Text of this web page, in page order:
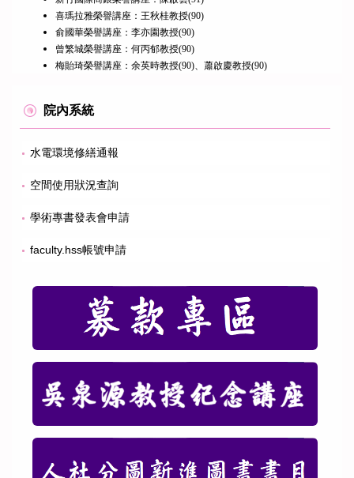
喜瑪拉雅榮譽講座：王秋桂教授(90)
俞國華榮譽講座：李亦園教授(90)
曾繁城榮譽講座：何丙郁教授(90)
梅貽琦榮譽講座：余英時教授(90)、蕭啟慶教授(90)
院內系統
水電環境修繕通報
空間使用狀況查詢
學術專書發表會申請
faculty.hss帳號申請